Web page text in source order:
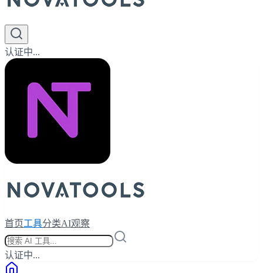
认证中...
首页工具分类AI观察
认证中...